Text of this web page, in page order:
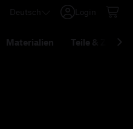
Deutsch Login
Materialien Teile &